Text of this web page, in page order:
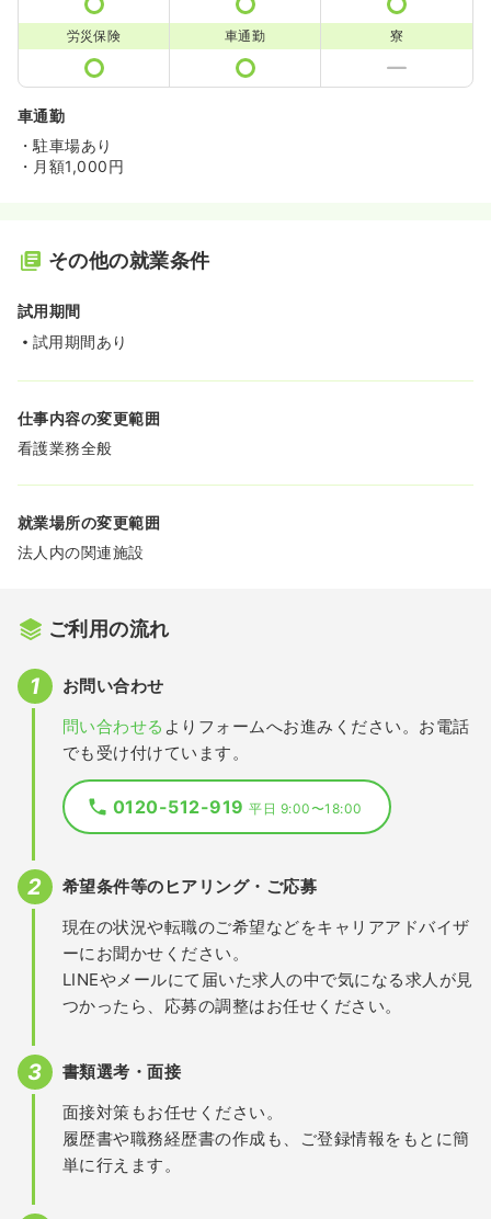
労災保険 車通勤 寮
車通勤
・駐車場あり
・月額1,000円
その他の就業条件
試用期間
試用期間あり
仕事内容の変更範囲
看護業務全般
就業場所の変更範囲
法人内の関連施設
ご利用の流れ
お問い合わせ
問い合わせる よりフォームへお進みください。お電話
でも受け付けています。
0120-512-919平日 9:00〜18:00
希望条件等のヒアリング・ご応募
現在の状況や転職のご希望などをキャリアアドバイザ
ーにお聞かせください。
LINEやメールにて届いた求人の中で気になる求人が見
つかったら、応募の調整はお任せください。
書類選考・面接
面接対策もお任せください。
履歴書や職務経歴書の作成も、ご登録情報をもとに簡
単に行えます。